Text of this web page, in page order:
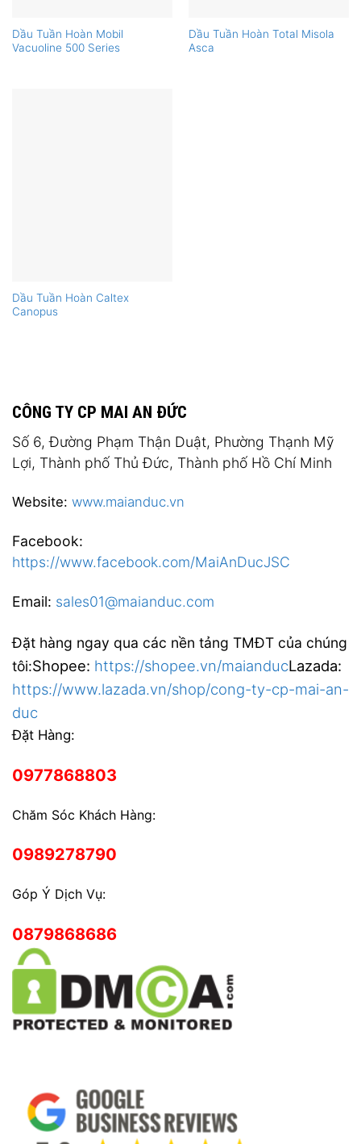
Dầu Tuần Hoàn Mobil
Vacuoline 500 Series
Dầu Tuần Hoàn Total Misola
Asca
Dầu Tuần Hoàn Caltex
Canopus
CÔNG TY CP MAI AN ĐỨC
Số 6, Đường Phạm Thận Duật, Phường Thạnh Mỹ
Lợi, Thành phố Thủ Đức, Thành phố Hồ Chí Minh
Website: www.maianduc.vn
Facebook:
https://www.facebook.com/MaiAnDucJSC
Email: sales01@maianduc.com
Đặt hàng ngay qua các nền tảng TMĐT của chúng
tôi:Shopee: https://shopee.vn/maianducLazada:
https://www.lazada.vn/shop/cong-ty-cp-mai-an-
duc
Đặt Hàng:
0977868803
Chăm Sóc Khách Hàng:
0989278790
Góp Ý Dịch Vụ:
0879868686